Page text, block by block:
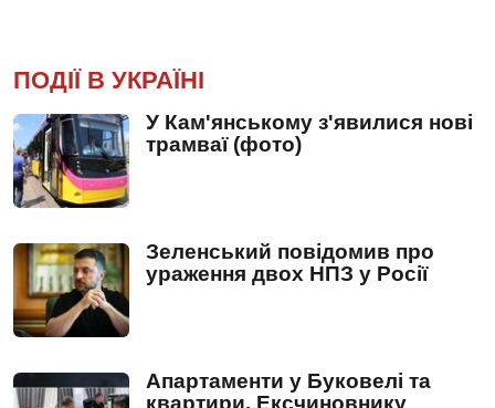
ПОДІЇ В УКРАЇНІ
У Кам'янському з'явилися нові
трамваї (фото)
Зеленський повідомив про
ураження двох НПЗ у Росії
Апартаменти у Буковелі та
квартири. Ексчиновнику